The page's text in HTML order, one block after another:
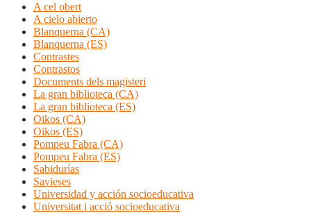
A cel obert
A cielo abierto
Blanquerna (CA)
Blanquerna (ES)
Contrastes
Contrastos
Documents dels magisteri
La gran biblioteca (CA)
La gran biblioteca (ES)
Oikos (CA)
Oikos (ES)
Pompeu Fabra (CA)
Pompeu Fabra (ES)
Sabidurías
Savieses
Universidad y acción socioeducativa
Universitat i acció socioeducativa